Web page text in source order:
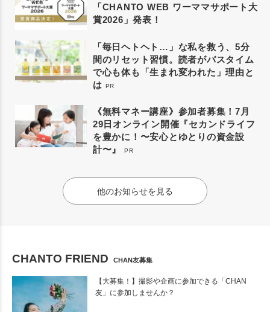
「CHANTO WEB ワーママサポート大
賞2026」発表！
「毎日ヘトヘト…」な私を救う、5分
間のリセット習慣。読者がバスタイム
で心も体も「生まれ変われた」理由と
は PR
《無料マネー講座》参加者募集！7月
29日オンライン開催『セカンドライフ
を豊かに！〜安心とゆとりの資金設
計〜』
PR
他のお知らせを見る
CHANTO FRIEND CHAN友募集
【大募集！】撮影や企画に参加できる「CHAN
友」に参加しませんか？